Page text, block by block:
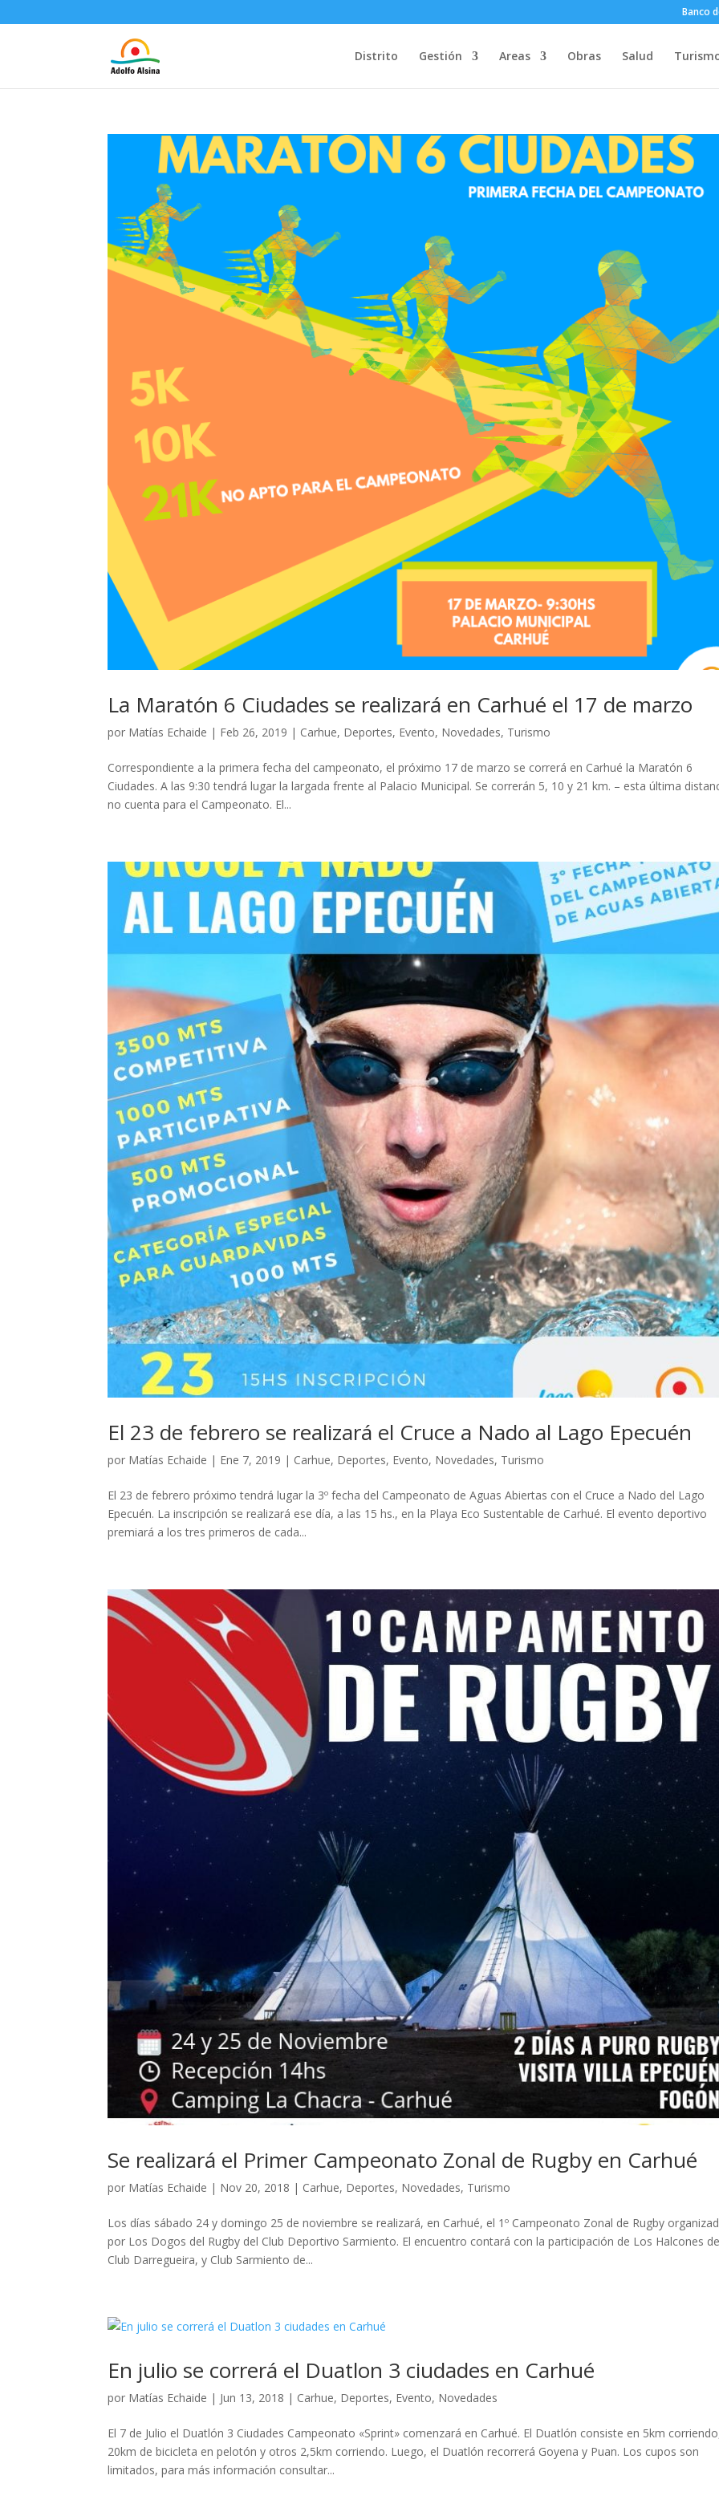
Banco
Distrito Gestión Areas Obras Salud
La Maratón 6 Ciudades se realizará en Carhué el 17 de marzo
por Matías Echaide | Feb 26, 2019 | Carhue, Deportes, Evento, Novedades, Turismo
Correspondiente a la primera fecha del campeonato, el próximo 17 de marzo se correrá en Carhué la Maratón 6
Ciudades. A las 9:30 tendrá lugar la largada frente al Palacio Municipal. Se correrán 5, 10 y 21 km. – esta última
no cuenta para el Campeonato. El...
El 23 de febrero se realizará el Cruce a Nado al Lago Epecuén
por Matías Echaide | Ene 7, 2019 | Carhue, Deportes, Evento, Novedades, Turismo
El 23 de febrero próximo tendrá lugar la 3º fecha del Campeonato de Aguas Abiertas con el Cruce a Nado del Lago
Epecuén. La inscripción se realizará ese día, a las 15 hs., en la Playa Eco Sustentable de Carhué. El evento deportivo
premiará a los tres primeros de cada...
Se realizará el Primer Campeonato Zonal de Rugby en Carhué
por Matías Echaide | Nov 20, 2018 | Carhue, Deportes, Novedades, Turismo
Los días sábado 24 y domingo 25 de noviembre se realizará, en Carhué, el 1º Campeonato Zonal de Rugby
por Los Dogos del Rugby del Club Deportivo Sarmiento. El encuentro contará con la participación de Los Halcones
Club Darregueira, y Club Sarmiento de...
En julio se correrá el Duatlon 3 ciudades en Carhué
por Matías Echaide | Jun 13, 2018 | Carhue, Deportes, Evento, Novedades
El 7 de Julio el Duatlón 3 Ciudades Campeonato «Sprint» comenzará en Carhué. El Duatlón consiste en 5km
20km de bicicleta en pelotón y otros 2,5km corriendo. Luego, el Duatlón recorrerá Goyena y Puan. Los cupos son
limitados, para más información consultar...